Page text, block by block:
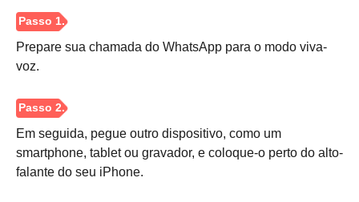
Prepare sua chamada do WhatsApp para o modo viva-
voz.
Em seguida, pegue outro dispositivo, como um
smartphone, tablet ou gravador, e coloque-o perto do alto-
falante do seu iPhone.